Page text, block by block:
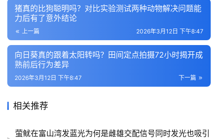
猪真的比狗聪明吗？对比实验测试两种动物解决问题能
力后有了意外结论
上一篇 2026年3月12日 下午8:47
向日葵真的跟着太阳转吗？田间定点拍摄72小时揭开成
熟前后行为差异
下一篇
2026年3月12日 下午8:47
相关推荐
萤鱿在富山湾发蓝光为何是雌雄交配信号同时发光也吸引